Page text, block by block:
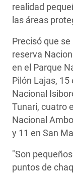
realidad
las áreas
Precisó que
reserva
en el Parque
Pilón Lajas,
Nacional
Tunari, cuatro
Nacional
y 11 en San
"Son
puntos de